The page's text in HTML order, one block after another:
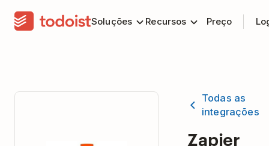
Soluções Recursos Preço
Todas as
integrações
Zapier